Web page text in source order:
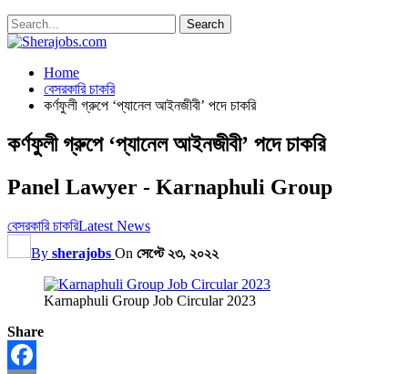
Home
বেসরকারি চাকরি
কর্ণফুলী গ্রুপে ‘প্যানেল আইনজীবী’ পদে চাকরি
কর্ণফুলী গ্রুপে ‘প্যানেল আইনজীবী’ পদে চাকরি
Panel Lawyer - Karnaphuli Group
বেসরকারি চাকরিLatest News
By sherajobs On সেপ্টে ২৩, ২০২২
Karnaphuli Group Job Circular 2023
Share